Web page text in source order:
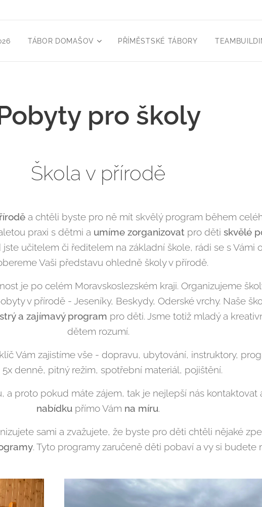
TÁBOR DOMAŠOV PŘÍMĚSTSKÉ TÁBORY
pro školy
Škola v přírodě
a chtěli byste pro ně mít skvělý program během
praxi s dětmi a umíme zorganizovat pro děti skvělé
učitelem či ředitelem na základní škole, rádi se s Vámi
Vaši představu ohledně školy v přírodě.
je po celém Moravskoslezském kraji. Organizujeme
v přírodě - Jeseníky, Beskydy, Oderské vrchy. Naše
a zajímavý program pro děti. Jsme totiž mladý a
dětem rozumí.
Vám zajistíme vše - dopravu, ubytování, instruktory,
5x denně, pitný režim, spotřební materiál, pojištění.
a proto pokud máte zájem, tak je nejlepší nás kontaktovat
nabídku přímo Vám na míru.
sami a zvažujete, že byste pro děti chtěli nějaké
. Tyto programy zaručeně děti pobaví a vy si budete